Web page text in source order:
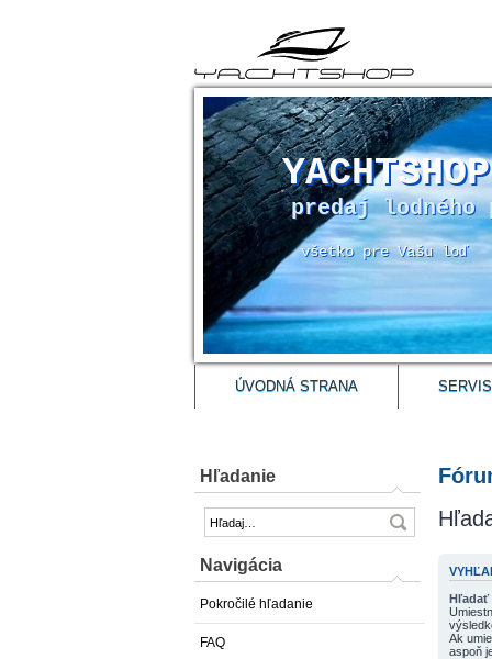
predaj
všetko pre Vašu loď
ÚVODNÁ STRANA SERVIS
Hľadanie
Navigácia
Pokročilé hľadanie
FAQ
Hľadať
Ak
aspoň